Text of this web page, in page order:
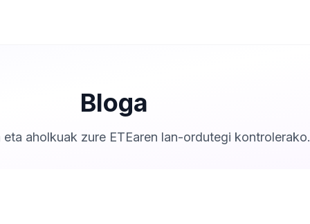
Bloga
eta aholkuak zure ETEaren lan-ordutegi kontrolerako.